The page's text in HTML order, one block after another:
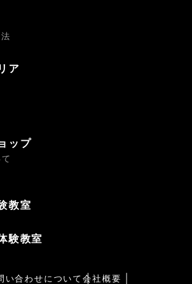
ア
ップ
教室
験教室
い合わせについて会社概要